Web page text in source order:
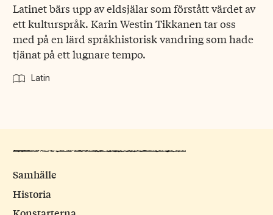
Latinet bärs upp av eldsjälar som förstått värdet av
ett kulturspråk. Karin Westin Tikkanen tar oss
med på en lärd språkhistorisk vandring som hade
tjänat på ett lugnare tempo.
Latin
Samhälle
Historia